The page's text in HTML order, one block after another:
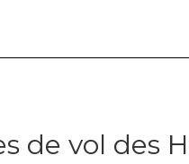
de vol des